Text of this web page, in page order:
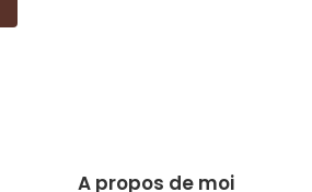
A propos de moi